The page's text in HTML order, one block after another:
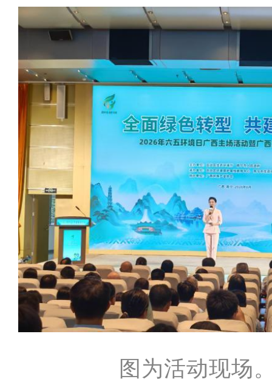
图为活动现场